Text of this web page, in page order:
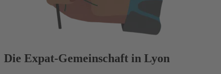
Die Expat-Gemeinschaft in Lyon